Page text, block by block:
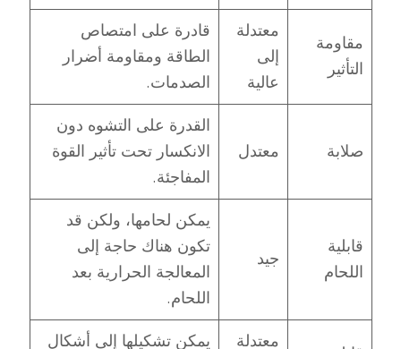
مقاومة
التأثير
معتدلة
إلى
عالية
قادرة على امتصاص
الطاقة ومقاومة أضرار
الصدمات.
صلابة معتدل
القدرة على التشوه دون
الانكسار تحت تأثير القوة
المفاجئة.
قابلية
اللحام
جيد
يمكن لحامها، ولكن قد
تكون هناك حاجة إلى
المعالجة الحرارية بعد
اللحام.
معتدلة
يمكن تشكيلها إلى أشكال